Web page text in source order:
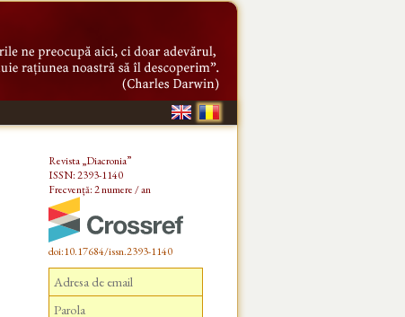
Revista „Diacronia”
ISSN: 2393-1140
Frecvență: 2 numere / an
doi:10.17684/issn.2393-1140